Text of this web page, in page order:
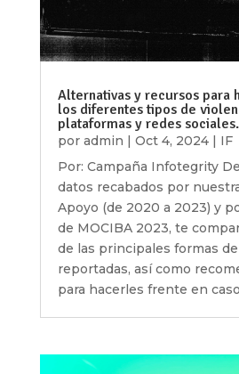
Alternativas y recursos para
los diferentes tipos de
plataformas y redes sociales.
por admin | Oct 4, 2024| IF
Por: Campaña Infotegrity
datos recabados por
Apoyo (de 2020 a 2023) y
de MOCIBA 2023, te
de las principales formas
reportadas, así como
para hacerles frente en